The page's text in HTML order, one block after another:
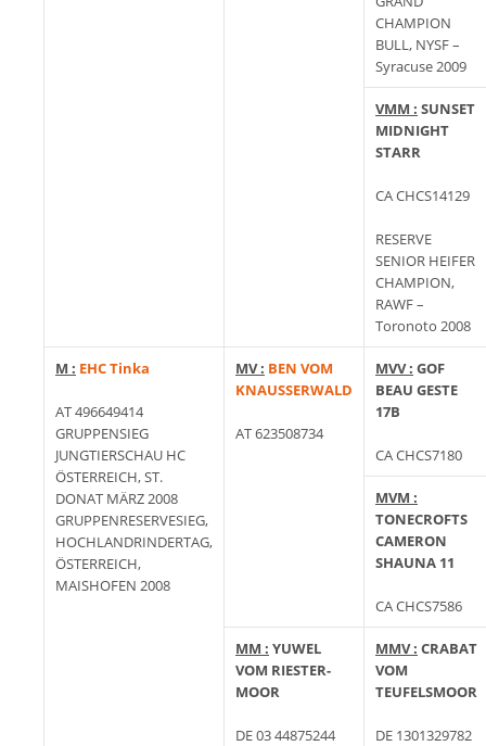
CHAMPION
BULL, NYSF –
Syracuse 2009
VMM : SUNSET
MIDNIGHT
STARR
CA CHCS14129
RESERVE
SENIOR HEIFER
CHAMPION,
RAWF –
Toronoto 2008
M : EHC Tinka
AT 496649414
GRUPPENSIEG
JUNGTIERSCHAU HC
ÖSTERREICH, ST.
DONAT MÄRZ 2008
GRUPPENRESERVESIEG,
HOCHLANDRINDERTAG,
ÖSTERREICH,
MAISHOFEN 2008
MV : BEN VOM
KNAUSSERWALD
AT 623508734
MVV : GOF
BEAU GESTE
17B
CA CHCS7180
MVM :
TONECROFTS
CAMERON
SHAUNA 11
CA CHCS7586
MM : YUWEL
VOM RIESTER-
MOOR
DE 03 44875244
MMV : CRABAT
VOM
TEUFELSMOOR
DE 1301329782